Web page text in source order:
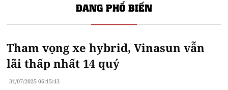
ĐANG PHỔ BIẾN
Tham vọng xe hybrid, Vinasun vẫn
lãi thấp nhất 14 quý
31/07/2025 06:15:43